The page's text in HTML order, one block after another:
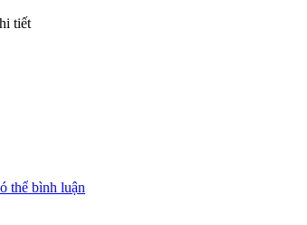
tiết
thể bình luận